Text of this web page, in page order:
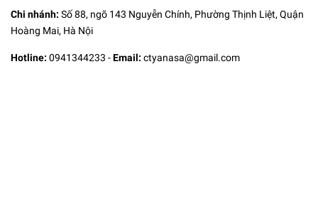
Chi nhánh: Số 88, ngõ 143 Nguyễn Chính, Phường Thịnh Liệt, Quận
Hoàng Mai, Hà Nội
Hotline: 0941344233 -Email: ctyanasa@gmail.com